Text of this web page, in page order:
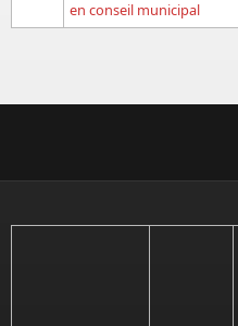
en conseil municipal